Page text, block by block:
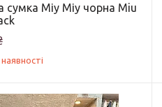
сумка Міу Міу чорна Miu